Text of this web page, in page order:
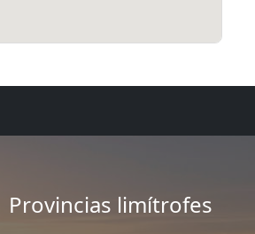
Provincias limítrofes